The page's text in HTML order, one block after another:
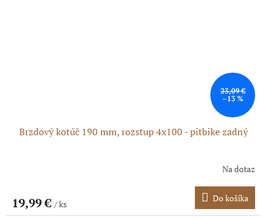
23,09 €
–13 %
Brzdový kotúč 190 mm, rozstup 4x100 - pitbike zadný
Na dotaz
19,99 € / ks
Do košíka